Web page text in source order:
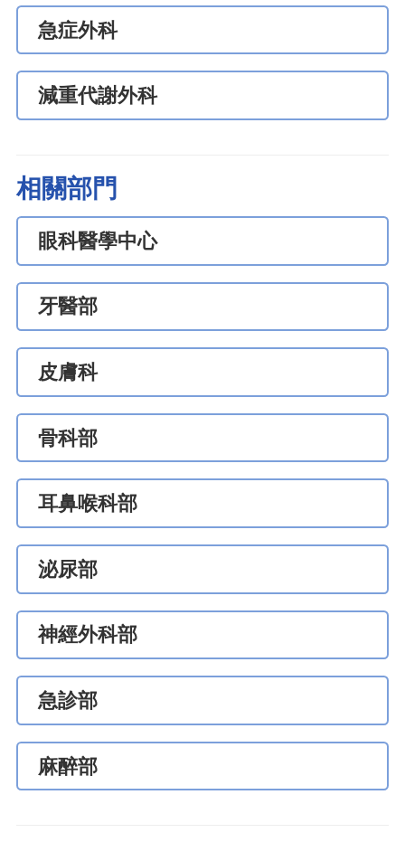
急症外科
減重代謝外科
相關部門
眼科醫學中心
牙醫部
皮膚科
骨科部
耳鼻喉科部
泌尿部
神經外科部
急診部
麻醉部